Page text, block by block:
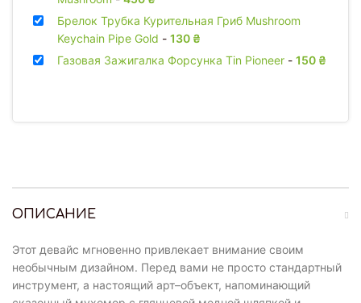
ОПИСАНИЕ
Этот девайс мгновенно привлекает внимание своим
необычным дизайном. Перед вами не просто стандартный
инструмент, а настоящий арт–объект, напоминающий
Брелок Трубка Курительная Гриб Mushroom
Keychain Pipe Gold - 130 ₴
Газовая Зажигалка Форсунка Tin Pioneer - 150 ₴